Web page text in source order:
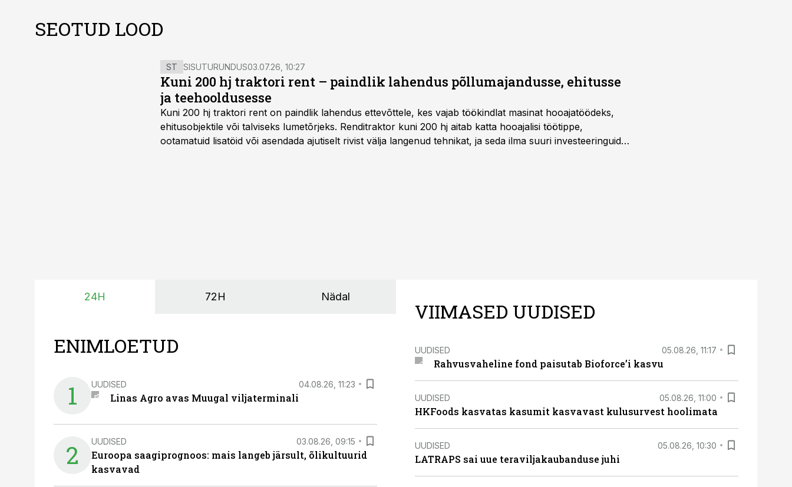
SEOTUD LOOD
ST SISUTURUNDUS03.07.26, 10:27
Kuni 200 hj traktori rent – paindlik lahendus põllumajandusse, ehitusse
ja teehooldusesse
Kuni 200 hj traktori rent on paindlik lahendus ettevõttele, kes vajab töökindlat masinat hooajatöödeks,
ehitusobjektile või talviseks lumetõrjeks. Renditraktor kuni 200 hj aitab katta hooajalisi töötippe,
ootamatuid lisatöid või asendada ajutiselt rivist välja langenud tehnikat, ja seda ilma suuri investeeringuid
24H 72H Nädal
ENIMLOETUD
1 UUDISED 04.08.26, 11:23
Linas Agro avas Muugal viljaterminali
2 UUDISED 03.08.26, 09:15
Euroopa saagiprognoos: mais langeb järsult, õlikultuurid
kasvavad
VIIMASED UUDISED
UUDISED 05.08.26, 11:17
Rahvusvaheline fond paisutab Bioforce’i kasvu
UUDISED 05.08.26, 11:00
HKFoods kasvatas kasumit kasvavast kulusurvest hoolimata
UUDISED 05.08.26, 10:30
LATRAPS sai uue teraviljakaubanduse juhi